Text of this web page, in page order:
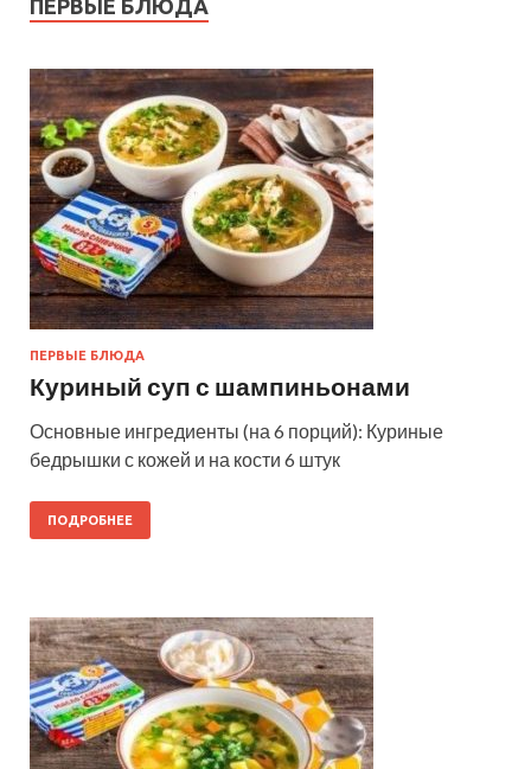
ПЕРВЫЕ БЛЮДА
ПЕРВЫЕ БЛЮДА
Куриный суп с шампиньонами
Основные ингредиенты (на 6 порций): Куриные
бедрышки с кожей и на кости 6 штук
ПОДРОБНЕЕ